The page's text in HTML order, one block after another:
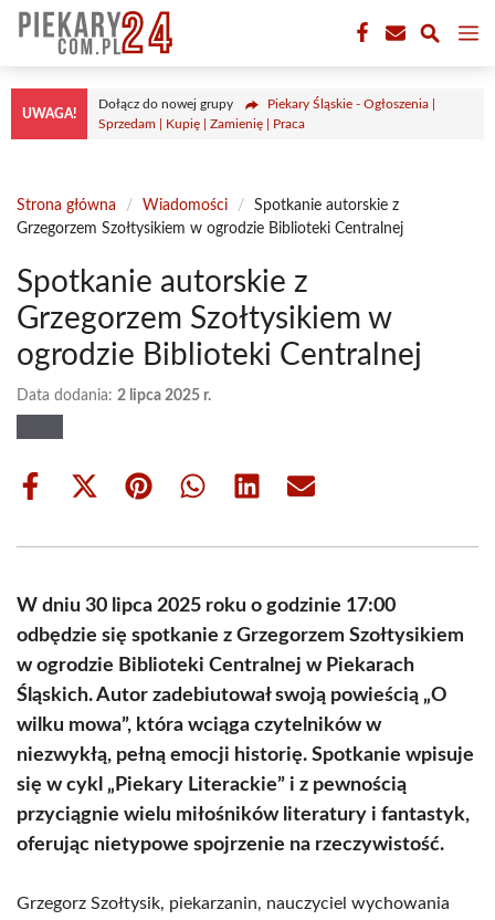
Przejdź
treści
UWAGA!
Dołącz do nowej grupy
Piekary Śląskie - Ogłoszenia |
Sprzedam | Kupię | Zamienię | Praca
Strona główna / Wiadomości /
Spotkanie autorskie z
Grzegorzem Szołtysikiem w ogrodzie Biblioteki Centralnej
Spotkanie autorskie z
Grzegorzem Szołtysikiem w
ogrodzie Biblioteki Centralnej
Data dodania: 2 lipca 2025 r.
Share
Share
(Twitter)
Share Share Share Share
W dniu 30 lipca 2025 roku o godzinie 17:00
odbędzie się spotkanie z Grzegorzem Szołtysikiem
w ogrodzie Biblioteki Centralnej w Piekarach
Śląskich. Autor zadebiutował swoją powieścią „O
wilku mowa”, która wciąga czytelników w
niezwykłą, pełną emocji historię. Spotkanie wpisuje
się w cykl „Piekary Literackie” i z pewnością
przyciągnie wielu miłośników literatury i fantastyk,
oferując nietypowe spojrzenie na rzeczywistość.
Grzegorz Szołtysik, piekarzanin, nauczyciel wychowania